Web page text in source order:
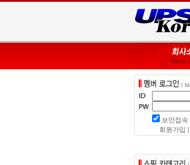
보안접속
회원가입